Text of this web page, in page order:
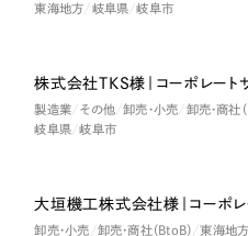
東海地方
岐阜県 岐阜市
株式会社TKS様｜コーポレート
製造業 その他 卸売・小売 卸売・商社
岐阜県
岐阜市
大垣機工株式会社様｜コーポレ
卸売・小売 卸売・商社（BtoB） 東海地方